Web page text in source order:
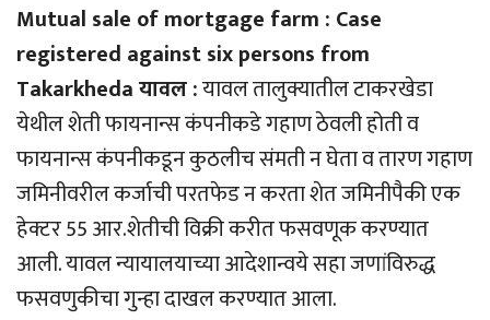
Mutual sale of mortgage farm : Case
registered against six persons from
Takarkheda यावल :यावल तालुक्यातील टाकरखेडा
येथील शेती फायनान्स कंपनीकडे गहाण ठेवली होती व
फायनान्स कंपनीकडून कुठलीच संमती न घेता व तारण गहाण
जमिनीवरील कर्जाची परतफेड न करता शेत जमिनीपैकी एक
हेक्टर 55 आर.शेतीची विक्री करीत फसवणूक करण्यात
आली. यावल न्यायालयाच्या आदेशान्वये सहा जणांविरुद्ध
फसवणुकीचा गुन्हा दाखल करण्यात आला.